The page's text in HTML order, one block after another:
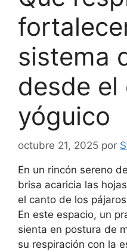
sistema
desde el
yóguico
octubre 21, 2025 por
En un rincón sereno
brisa acaricia las
el canto de los
En este espacio, un
sienta en postura de
su respiración con la